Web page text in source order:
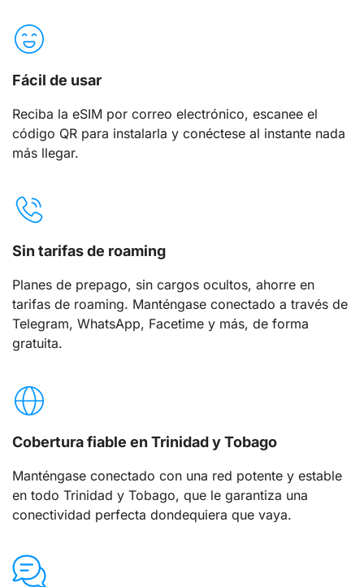
Fácil de usar
Reciba la eSIM por correo electrónico, escanee el
código QR para instalarla y conéctese al instante nada
más llegar.
Sin tarifas de roaming
Planes de prepago, sin cargos ocultos, ahorre en
tarifas de roaming. Manténgase conectado a través de
Telegram, WhatsApp, Facetime y más, de forma
gratuita.
Cobertura fiable en Trinidad y Tobago
Manténgase conectado con una red potente y estable
en todo Trinidad y Tobago, que le garantiza una
conectividad perfecta dondequiera que vaya.